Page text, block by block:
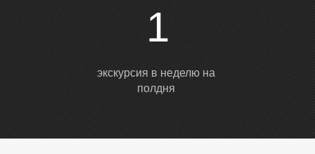
1
экскурсия в неделю на
полдня